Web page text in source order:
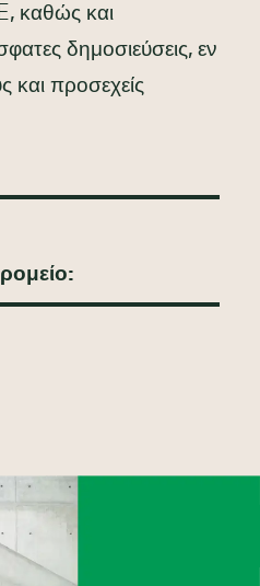
καθώς και
δημοσιεύσεις, εν
και προσεχείς